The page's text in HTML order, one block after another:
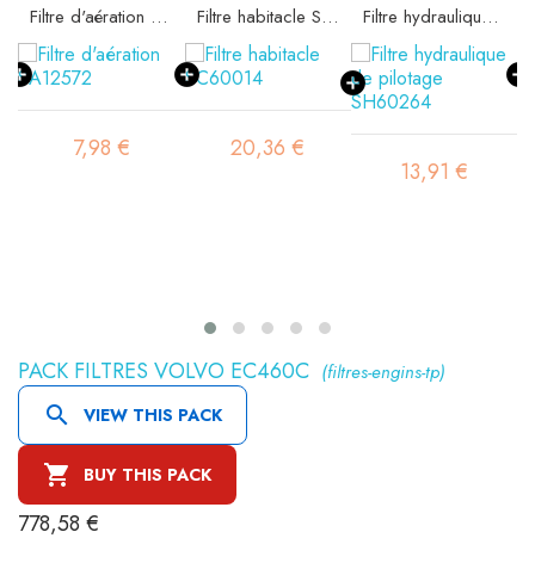
Filtre d'aération SA12572
7,98 €
Filtre habitacle SC60014
20,36 €
Filtre hydraulique de pilotage SH60264
13,91 €
PACK FILTRES VOLVO EC460C (filtres-engins-tp)
 VIEW THIS PACK
 BUY THIS PACK
778,58 €